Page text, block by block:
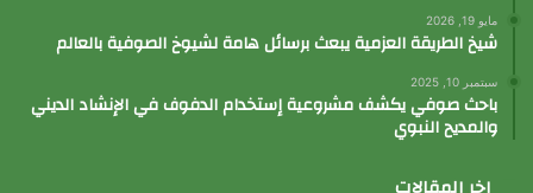
مايو 19, 2026
شيخ الطريقة العزمية يبعث برسائل هامة لشيوخ الصوفية بالعالم
سبتمبر 10, 2025
باحث صوفي يكشف مشروعية إستخدام الدفوف في الإنشاد الديني
والمديح النبوي